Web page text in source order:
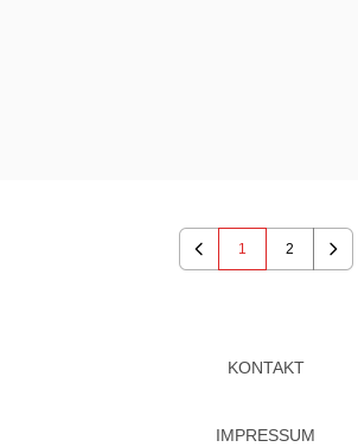
Previous
1 2
Next
KONTAKT
IMPRESSUM